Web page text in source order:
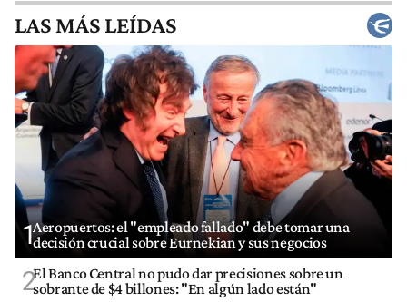
LAS MÁS LEÍDAS
1Aeropuertos: el "empleado fallado" debe tomar una
decisión crucial sobre Eurnekian y sus negocios
2El Banco Central no pudo dar precisiones sobre un
sobrante de $4 billones: "En algún lado están"